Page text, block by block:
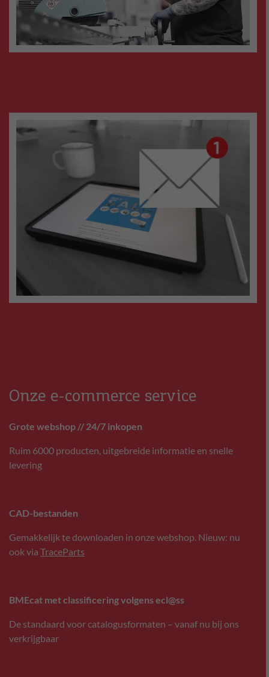
Onze e-commerce service
Grote webshop // 24/7 inkopen
Ruim 6000 producten, uitgebreide informatie en snelle
levering
CAD-bestanden
Gemakkelijk te downloaden in onze webshop. Nieuw: nu
ook via TraceParts
BMEcat met classificering volgens ecl@ss
De standaard voor catalogusformaten – vanaf nu bij ons
verkrijgbaar